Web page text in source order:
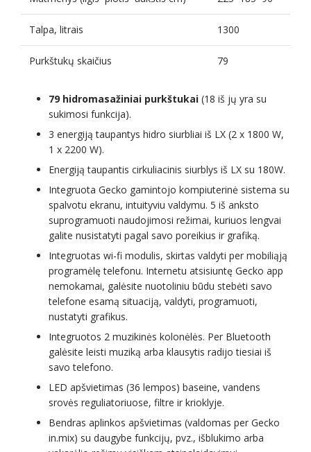
Talpa, litrais 1300
Purkštukų skaičius 79
79 hidromasažiniai purkštukai (18 iš jų yra su
sukimosi funkcija).
3 energiją taupantys hidro siurbliai iš LX (2 x 1800 W,
1 x 2200 W).
Energiją taupantis cirkuliacinis siurblys iš LX su 180W.
Integruota Gecko gamintojo kompiuterinė sistema su
spalvotu ekranu, intuityviu valdymu. 5 iš anksto
suprogramuoti naudojimosi režimai, kuriuos lengvai
galite nusistatyti pagal savo poreikius ir grafiką.
Integruotas wi-fi modulis, skirtas valdyti per mobiliąją
programėlę telefonu. Internetu atsisiuntę Gecko app
nemokamai, galėsite nuotoliniu būdu stebėti savo
telefone esamą situaciją, valdyti, programuoti,
nustatyti grafikus.
Integruotos 2 muzikinės kolonėlės. Per Bluetooth
galėsite leisti muziką arba klausytis radijo tiesiai iš
savo telefono.
LED apšvietimas (36 lempos) baseine, vandens
srovės reguliatoriuose, filtre ir krioklyje.
Bendras aplinkos apšvietimas (valdomas per Gecko
in.mix) su daugybe funkcijų, pvz., išblukimo arba